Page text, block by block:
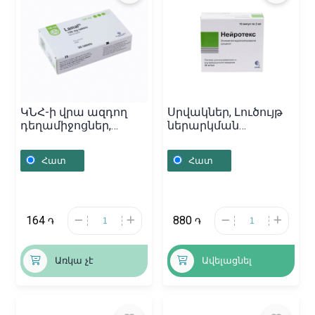
ԿՆՀ-ի վրա ազդող
դեղամիջոցներ,
100մգ, Մակեդոնիա
Հատ
164 ֏
Առկա չէ
Սրվակներ, Լուծույթ
ներարկման
Ռուսաստան
Հատ
880 ֏
Ավելացնել